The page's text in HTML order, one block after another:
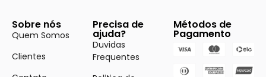
Sobre nós
Quem Somos
Clientes
Precisa de
ajuda?
Duvidas
Frequentes
Métodos de
Pagamento